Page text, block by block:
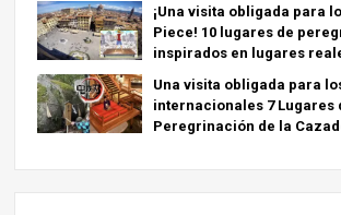
¡Una visita obligada para
Piece! 10 lugares de
inspirados en lugares
Una visita obligada para
internacionales 7 Lugares
Peregrinación de la